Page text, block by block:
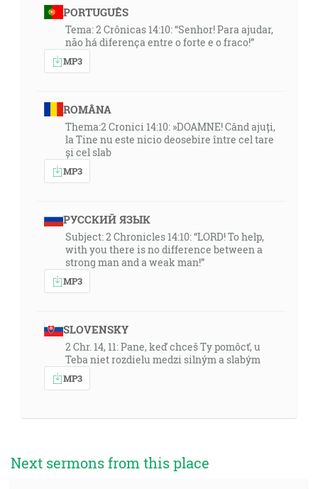
PORTUGUÊS
Tema: 2 Crônicas 14:10: “Senhor! Para ajudar,
não há diferença entre o forte e o fraco!”
MP3
ROMÂNA
Thema:2 Cronici 14:10: »DOAMNE! Când ajuți,
la Tine nu este nicio deosebire între cel tare
și cel slab
MP3
РУССКИЙ ЯЗЫК
Subject: 2 Chronicles 14:10: “LORD! To help,
with you there is no difference between a
strong man and a weak man!”
MP3
SLOVENSKY
2 Chr. 14, 11: Pane, keď chceš Ty pomôcť, u
Teba niet rozdielu medzi silným a slabým
MP3
Next sermons from this place